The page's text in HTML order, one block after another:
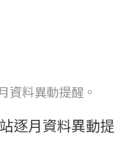
資料異動提醒。
逐月資料異動提